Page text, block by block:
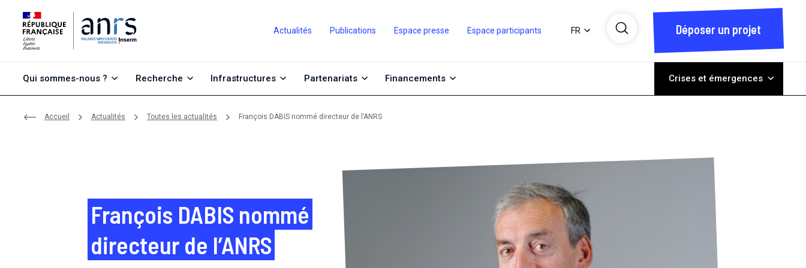
Actualités Publications Espace presse Espace participants FR Déposer un projet
Qui sommes-nous ? Recherche Infrastructures Partenariats Financements Crises et émergences
Accueil Actualités Toutes les actualités François DABIS nommé directeur de l’ANRS
François DABIS nommé
directeur de l’ANRS